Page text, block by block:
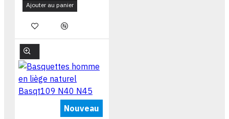
Ajouter au panier
Nouveau